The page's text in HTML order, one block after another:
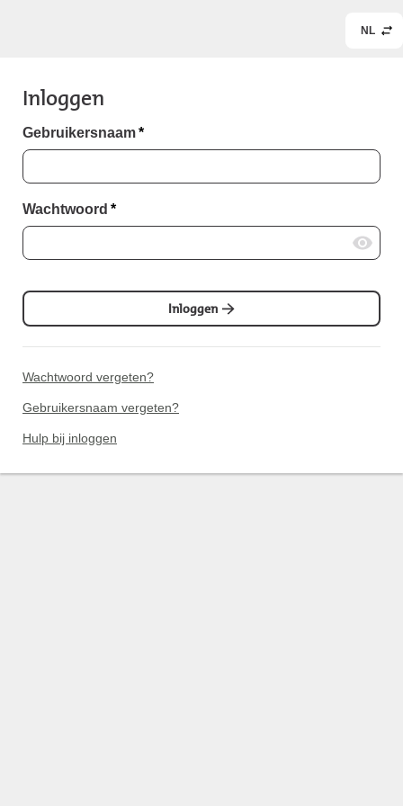
NL
Inloggen
Gebruikersnaam*
Wachtwoord *
Inloggen
Wachtwoord vergeten?
Gebruikersnaam vergeten?
Hulp bij inloggen